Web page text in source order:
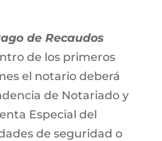
de Recaudos
de los primeros
el notario deberá
de Notariado y
Especial del
de seguridad o